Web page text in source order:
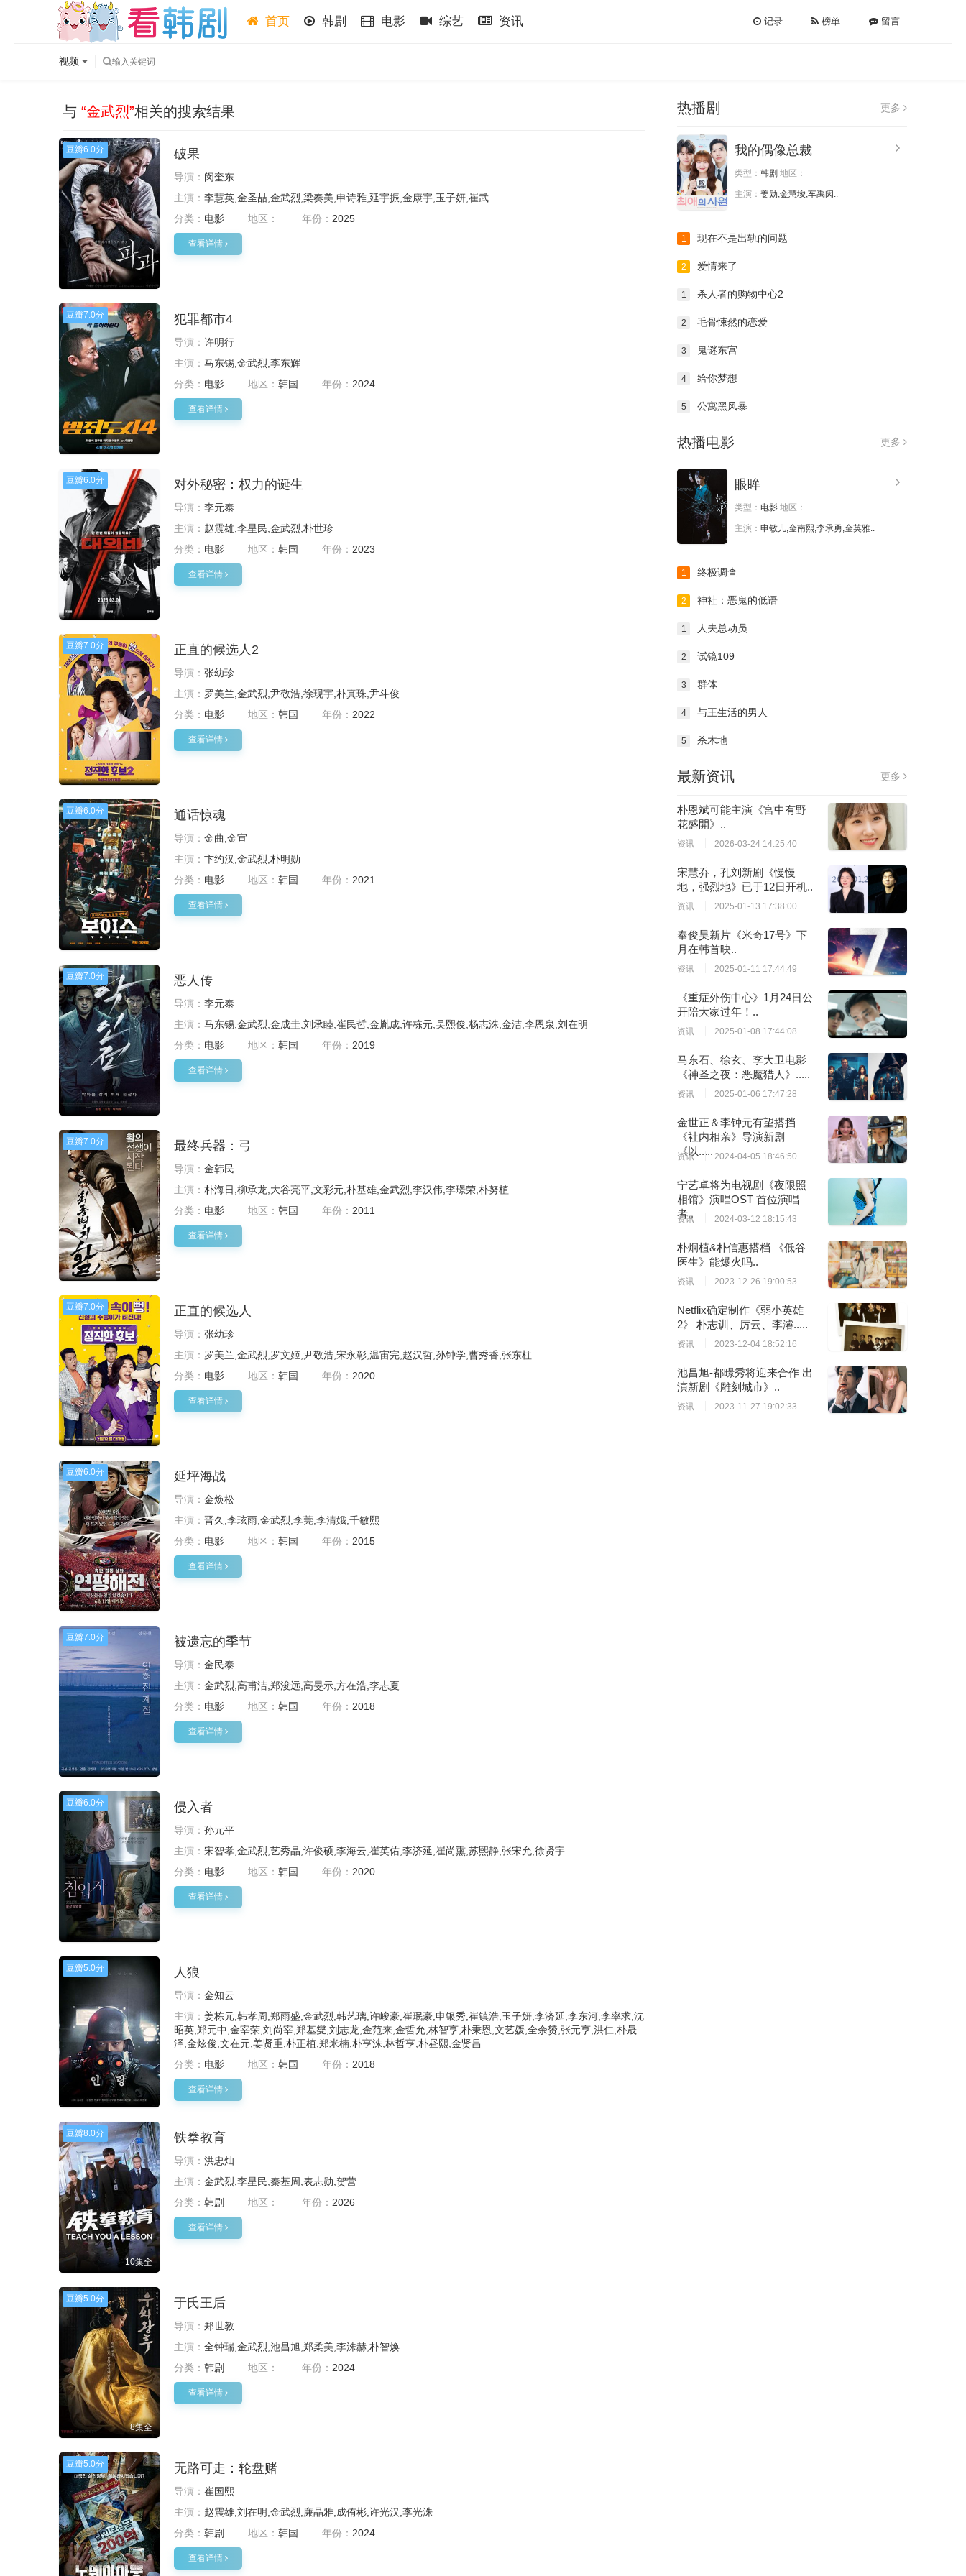
首页 韩剧 电影 综艺 资讯 记录 榜单 留言
视频
与 “金武烈”相关的搜索结果
豆瓣6.0分 破果
导演： 闵奎东
主演： 李慧英,金圣喆,金武烈,梁奏美,申诗雅,延宇振,金康宇,玉子妍,崔武
分类： 电影 地区： 年份： 2025
查看详情
豆瓣7.0分 犯罪都市4
导演： 许明行
主演： 马东锡,金武烈,李东辉
分类： 电影 地区： 韩国 年份： 2024
查看详情
豆瓣6.0分 对外秘密：权力的诞生
导演： 李元泰
主演： 赵震雄,李星民,金武烈,朴世珍
分类： 电影 地区： 韩国 年份： 2023
查看详情
豆瓣7.0分 正直的候选人2
导演： 张幼珍
主演： 罗美兰,金武烈,尹敬浩,徐现宇,朴真珠,尹斗俊
分类： 电影 地区： 韩国 年份： 2022
查看详情
豆瓣6.0分 通话惊魂
导演： 金曲,金宣
主演： 卞约汉,金武烈,朴明勋
分类： 电影 地区： 韩国 年份： 2021
查看详情
豆瓣7.0分 恶人传
导演： 李元泰
主演： 马东锡,金武烈,金成圭,刘承睦,崔民哲,金胤成,许栋元,吴熙俊,杨志洙,金洁,李恩泉,刘在明
分类： 电影 地区： 韩国 年份： 2019
查看详情
豆瓣7.0分 最终兵器：弓
导演： 金韩民
主演： 朴海日,柳承龙,大谷亮平,文彩元,朴基雄,金武烈,李汉伟,李璟荣,朴努植
分类： 电影 地区： 韩国 年份： 2011
查看详情
豆瓣7.0分 正直的候选人
导演： 张幼珍
主演： 罗美兰,金武烈,罗文姬,尹敬浩,宋永彰,温宙完,赵汉哲,孙钟学,曹秀香,张东柱
分类： 电影 地区： 韩国 年份： 2020
查看详情
豆瓣6.0分 延坪海战
导演： 金焕松
主演： 晋久,李玹雨,金武烈,李莞,李清娥,千敏熙
分类： 电影 地区： 韩国 年份： 2015
查看详情
豆瓣7.0分 被遗忘的季节
导演： 金民泰
主演： 金武烈,高甫洁,郑浚远,高旻示,方在浩,李志夏
分类： 电影 地区： 韩国 年份： 2018
查看详情
豆瓣6.0分 侵入者
导演： 孙元平
主演： 宋智孝,金武烈,艺秀晶,许俊硕,李海云,崔英佑,李济延,崔尚熏,苏熙静,张宋允,徐贤宇
分类： 电影 地区： 韩国 年份： 2020
查看详情
豆瓣5.0分 人狼
导演： 金知云
主演： 姜栋元,韩孝周,郑雨盛,金武烈,韩艺璃,许峻豪,崔珉豪,申银秀,崔镇浩,玉子妍,李济延,李东河,李率求,沈
昭英,郑元中,金宰荣,刘尚宰,郑基燮,刘志龙,金范来,金哲允,林智亨,朴秉恩,文艺媛,全余赟,张元亨,洪仁,朴晟
泽,金炫俊,文在元,姜贤重,朴正植,郑米楠,朴亨洙,林哲亨,朴昼熙,金贤昌
分类： 电影 地区： 韩国 年份： 2018
查看详情
豆瓣8.0分
10集全
铁拳教育
导演： 洪忠灿
主演： 金武烈,李星民,秦基周,表志勋,贺营
分类： 韩剧 地区： 年份： 2026
查看详情
豆瓣5.0分
8集全
于氏王后
导演： 郑世教
主演： 全钟瑞,金武烈,池昌旭,郑柔美,李洙赫,朴智焕
分类： 韩剧 地区： 年份： 2024
查看详情
豆瓣5.0分 无路可走：轮盘赌
导演： 崔国熙
主演： 赵震雄,刘在明,金武烈,廉晶雅,成侑彬,许光汉,李光洙
分类： 韩剧 地区： 韩国 年份： 2024
查看详情
热播剧 更多
我的偶像总裁
类型： 韩剧 地区：
主演： 姜勋,金慧埈,车禹闵..
1 现在不是出轨的问题
2 爱情来了
1 杀人者的购物中心2
2 毛骨悚然的恋爱
3 鬼谜东宫
4 给你梦想
5 公寓黑风暴
热播电影 更多
眼眸
类型： 电影 地区：
主演： 申敏儿,金南熙,李承勇,金英雅..
1 终极调查
2 神社：恶鬼的低语
1 人夫总动员
2 试镜109
3 群体
4 与王生活的男人
5 杀木地
最新资讯 更多
朴恩斌可能主演《宮中有野
花盛開》..
资讯 2026-03-24 14:25:40
宋慧乔，孔刘新剧《慢慢
地，强烈地》已于12日开机..
资讯 2025-01-13 17:38:00
奉俊昊新片《米奇17号》下
月在韩首映..
资讯 2025-01-11 17:44:49
《重症外伤中心》1月24日公
开陪大家过年！..
资讯 2025-01-08 17:44:08
马东石、徐玄、李大卫电影
《神圣之夜：恶魔猎人》.....
资讯 2025-01-06 17:47:28
金世正＆李钟元有望搭挡
《社内相亲》导演新剧
《以.....
资讯 2024-04-05 18:46:50
宁艺卓将为电视剧《夜限照
相馆》演唱OST 首位演唱
者..
资讯 2024-03-12 18:15:43
朴炯植&朴信惠搭档 《低谷
医生》能爆火吗..
资讯 2023-12-26 19:00:53
Netflix确定制作《弱小英雄
2》 朴志训、厉云、李濬.....
资讯 2023-12-04 18:52:16
池昌旭-都暻秀将迎来合作 出
演新剧《雕刻城市》..
资讯 2023-11-27 19:02:33